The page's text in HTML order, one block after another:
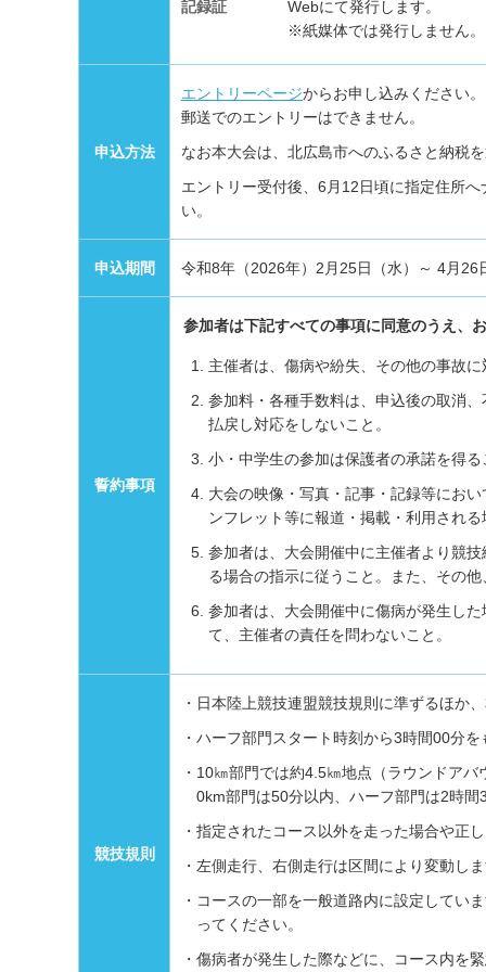
記録証
Webにて発行します。
※紙媒体では発行しません。
申込方法
エントリーページからお申し込みください
郵送でのエントリーはできません。
なお本大会は、北広島市へのふるさと納税
エントリー受付後、6月12日頃に指定住所
い。
申込期間 令和8年（2026年）2月25日（水）～ 4月26
誓約事項
参加者は下記すべての事項に同意のうえ、
主催者は、傷病や紛失、その他の事故
参加料・各種手数料は、申込後の取消
払戻し対応をしないこと。
小・中学生の参加は保護者の承諾を得る
大会の映像・写真・記事・記録等にお
ンフレット等に報道・掲載・利用され
参加者は、大会開催中に主催者より競
る場合の指示に従うこと。また、その
参加者は、大会開催中に傷病が発生し
て、主催者の責任を問わないこと。
競技規則
・日本陸上競技連盟競技規則に準ずるほか
・ハーフ部門スタート時刻から3時間00分
・10㎞部門では約4.5㎞地点（ラウンドア
0km部門は50分以内、ハーフ部門は2時
・指定されたコース以外を走った場合や正
・左側走行、右側走行は区間により変動し
・コースの一部を一般道路内に設定してい
ってください。
・傷病者が発生した際などに、コース内を